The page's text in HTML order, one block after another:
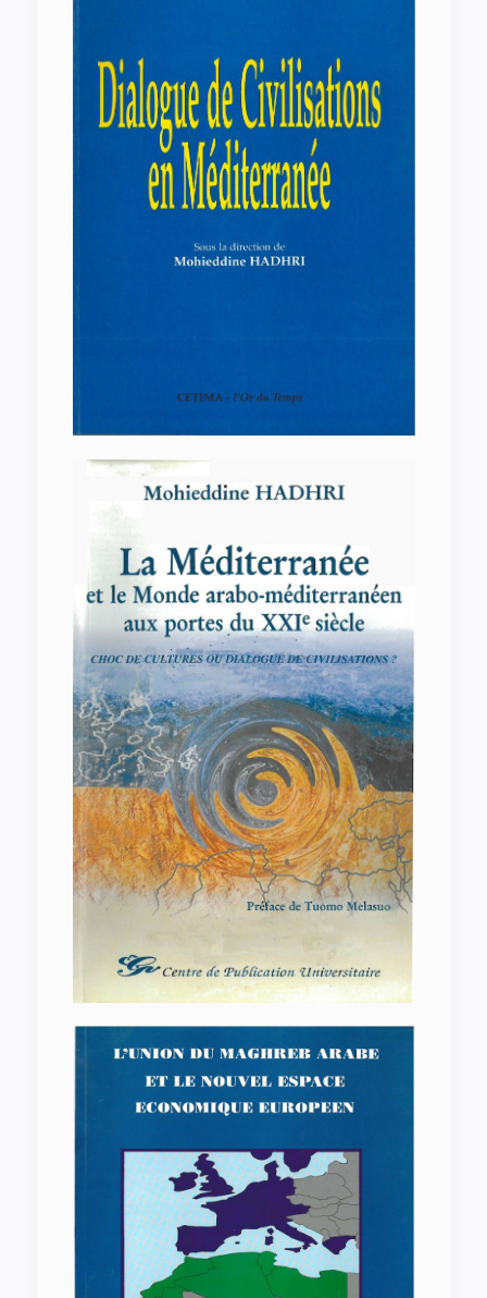
La Méditerranée et le Monde Arabo-
Siècle .Tunis 2004
L’Union du Maghreb Arabe et le
Nouvel Espace Economique Européen
Tunis 1995